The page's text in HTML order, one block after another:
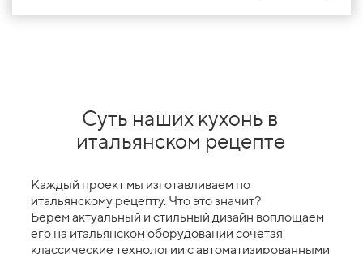
Суть наших кухонь в
итальянском рецепте
Каждый проект мы изготавливаем по
итальянскому рецепту. Что это значит?
Берем актуальный и стильный дизайн воплощаем
его на итальянском оборудовании сочетая
классические технологии с автоматизированными